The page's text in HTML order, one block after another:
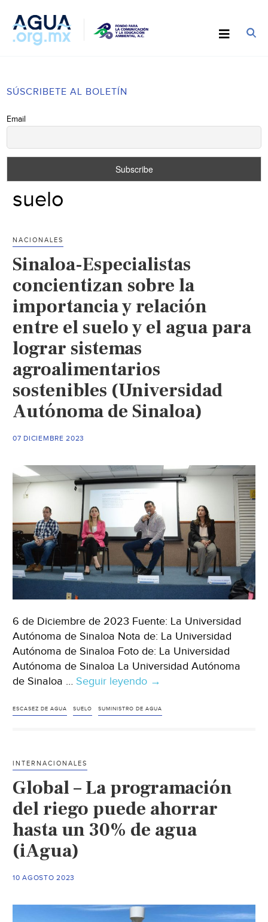
SÚSCRIBETE AL BOLETÍN
Email
suelo
NACIONALES
Sinaloa-Especialistas
concientizan sobre la
importancia y relación
entre el suelo y el agua para
lograr sistemas
agroalimentarios
sostenibles (Universidad
Autónoma de Sinaloa)
07 DICIEMBRE 2023
6 de Diciembre de 2023 Fuente: La Universidad
Autónoma de Sinaloa Nota de: La Universidad
Autónoma de Sinaloa Foto de: La Universidad
Autónoma de Sinaloa La Universidad Autónoma
de Sinaloa … Seguir leyendo Sinaloa-
concientizan
relación
entre
el
suelo
lograr
→
ESCASEZ DE AGUA SUELO SUMINISTRO DE AGUA
INTERNACIONALES
Global – La programación
del riego puede ahorrar
hasta un 30% de agua
(iAgua)
10 AGOSTO 2023